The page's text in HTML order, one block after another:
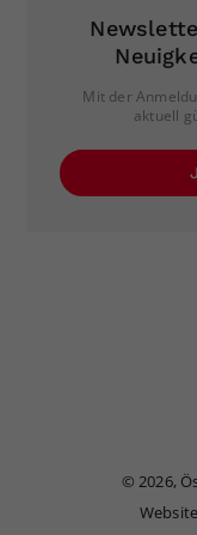
Mit der
aktuell
©2026,